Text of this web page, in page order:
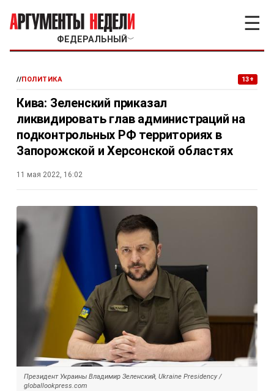
ФЕДЕРАЛЬНЫЙ ﹀
☰
//ПОЛИТИКА 13+
Кива: Зеленский приказал
ликвидировать глав администраций на
подконтрольных РФ территориях в
Запорожской и Херсонской областях
11 мая 2022, 16:02
Президент Украины Владимир Зеленский, Ukraine Presidency /
globallookpress.com